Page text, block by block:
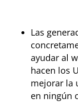
Las
ayudar al
hacen los
mejorar la
en ningún